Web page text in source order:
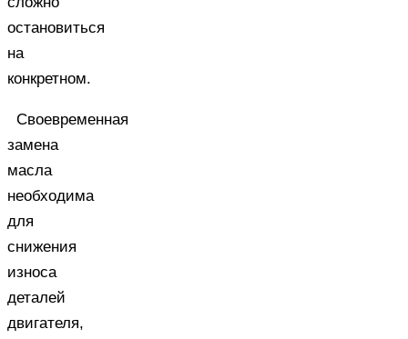
остановиться
на
конкретном.
Своевременная
замена
масла
необходима
для
снижения
износа
деталей
двигателя,